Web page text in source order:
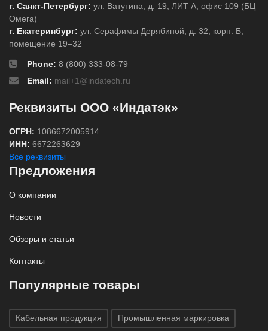
г. Санкт-Петербург: ул. Ватутина, д. 19, ЛИТ А, офис 109 (БЦ
Омега)
г. Екатеринбург: ул. Серафимы Дерябиной, д. 32, корп. Б,
помещение 19–32
Phone: 8 (800) 333-08-79
Email: mail+1@indatech.ru
Реквизиты ООО «Индатэк»
ОГРН: 1086672005914
ИНН: 6672263629
Все реквизиты
Предложения
О компании
Новости
Обзоры и статьи
Контакты
Популярные товары
Кабельная продукция Промышленная маркировка